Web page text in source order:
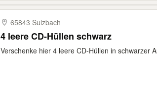
65843 Sulzbach
4 leere CD-Hüllen schwarz
Verschenke hier 4 leere CD-Hüllen in schwarzer